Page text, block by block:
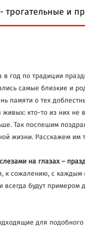
трогательные и
в год по традиции
самые близкие и
памяти о тех
кто-то из них
Так поспешим
жизни. Расскажем им
на глазах –
к сожалению, с каждым
всегда будут
для